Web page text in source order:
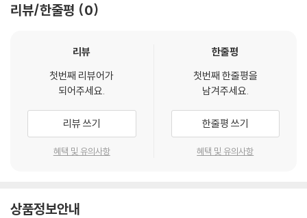
리뷰/한줄평 0
리뷰
첫번째 리뷰어가
되어주세요.
리뷰 쓰기
혜택 및 유의사항
한줄평
첫번째 한줄평을
남겨주세요.
한줄평 쓰기
혜택 및 유의사항
상품정보안내